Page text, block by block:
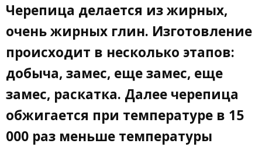
Черепица делается из жирных,
очень жирных глин. Изготовление
происходит в несколько этапов:
добыча, замес, еще замес, еще
замес, раскатка. Далее черепица
обжигается при температуре в 15
000 раз меньше температуры